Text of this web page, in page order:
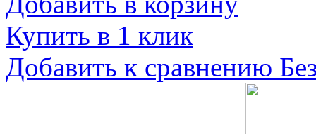
Купить в 1 клик
Добавить к сравнению